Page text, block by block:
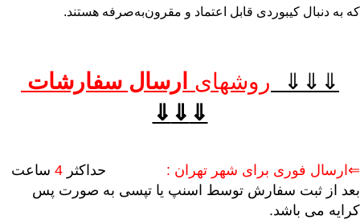
که به دنبال کیبوردی قابل اعتماد و مقرون‌به‌صرفه هستند.
⇓⇓⇓ روشهای ارسال سفارشات
⇓
⇓
⇓
⇐ارسال فوری برای شهر تهران : حداکثر 4 ساعت
بعد از ثبت سفارش توسط اسنپ یا تپسی به صورت پس
کرایه می باشد.